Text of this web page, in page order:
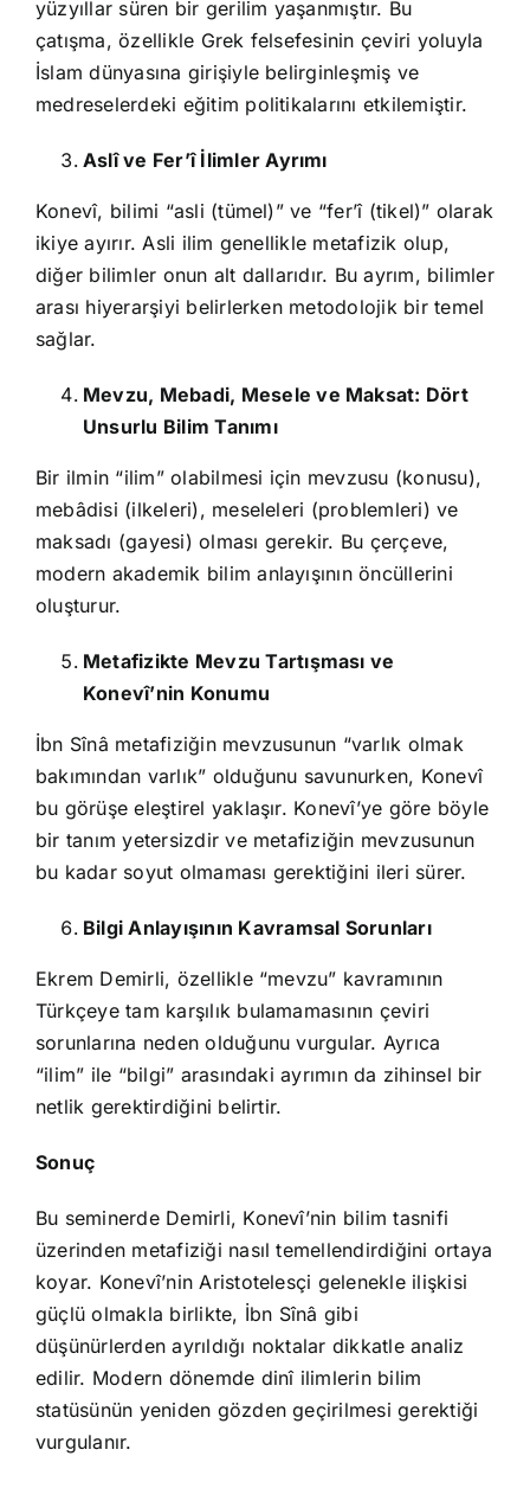
yüzyıllar süren bir gerilim yaşanmıştır. Bu
çatışma, özellikle Grek felsefesinin çeviri yoluyla
İslam dünyasına girişiyle belirginleşmiş ve
medreselerdeki eğitim politikalarını etkilemiştir.
Aslî ve Fer’î İlimler Ayrımı
Konevî, bilimi “asli (tümel)” ve “fer’î (tikel)” olarak
ikiye ayırır. Asli ilim genellikle metafizik olup,
diğer bilimler onun alt dallarıdır. Bu ayrım, bilimler
arası hiyerarşiyi belirlerken metodolojik bir temel
sağlar.
Mevzu, Mebadi, Mesele ve Maksat: Dört
Unsurlu Bilim Tanımı
Bir ilmin “ilim” olabilmesi için mevzusu (konusu),
mebâdisi (ilkeleri), meseleleri (problemleri) ve
maksadı (gayesi) olması gerekir. Bu çerçeve,
modern akademik bilim anlayışının öncüllerini
oluşturur.
Metafizikte Mevzu Tartışması ve
Konevî’nin Konumu
İbn Sînâ metafiziğin mevzusunun “varlık olmak
bakımından varlık” olduğunu savunurken, Konevî
bu görüşe eleştirel yaklaşır. Konevî’ye göre böyle
bir tanım yetersizdir ve metafiziğin mevzusunun
bu kadar soyut olmaması gerektiğini ileri sürer.
Bilgi Anlayışının Kavramsal Sorunları
Ekrem Demirli, özellikle “mevzu” kavramının
Türkçeye tam karşılık bulamamasının çeviri
sorunlarına neden olduğunu vurgular. Ayrıca
“ilim” ile “bilgi” arasındaki ayrımın da zihinsel bir
netlik gerektirdiğini belirtir.
Sonuç
Bu seminerde Demirli, Konevî’nin bilim tasnifi
üzerinden metafiziği nasıl temellendirdiğini ortaya
koyar. Konevî’nin Aristotelesçi gelenekle ilişkisi
güçlü olmakla birlikte, İbn Sînâ gibi
düşünürlerden ayrıldığı noktalar dikkatle analiz
edilir. Modern dönemde dinî ilimlerin bilim
statüsünün yeniden gözden geçirilmesi gerektiği
vurgulanır.